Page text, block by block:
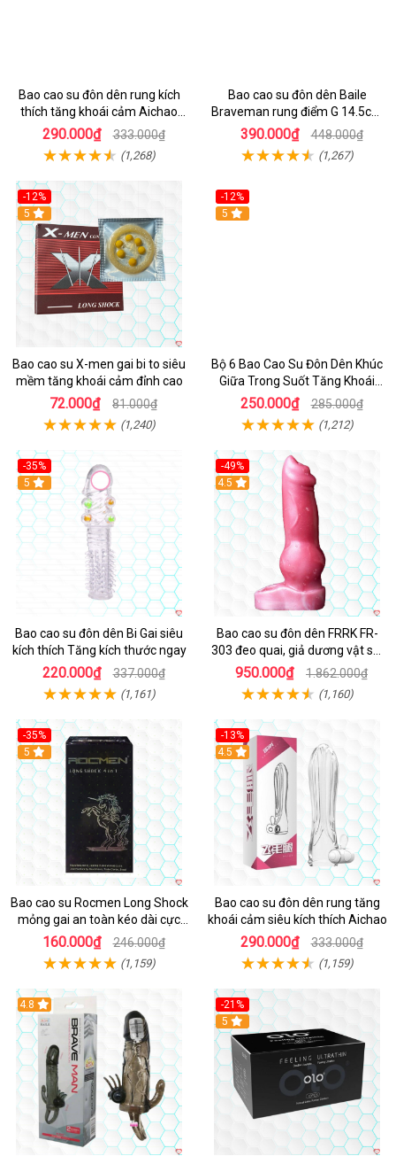
Bao cao su đôn dên rung kích
thích tăng khoái cảm Aichao
Cam
290.000₫ 333.000₫
(1,268)
Bao cao su đôn dên Baile
Braveman rung điểm G 14.5cm
kích thích
390.000₫ 448.000₫
(1,267)
-12%
Hot
5
Bao cao su X-men gai bi to siêu
mềm tăng khoái cảm đỉnh cao
72.000₫ 81.000₫
(1,240)
-12%
5
Bộ 6 Bao Cao Su Đôn Dên Khúc
Giữa Trong Suốt Tăng Khoái
Cảm
250.000₫ 285.000₫
(1,212)
-35%
Hot
5
Bao cao su đôn dên Bi Gai siêu
kích thích Tăng kích thước ngay
220.000₫ 337.000₫
(1,161)
-49%
4.5
Bao cao su đôn dên FRRK FR-
303 đeo quai, giả dương vật sói
siêu kích thích
950.000₫ 1.862.000₫
(1,160)
-35%
Hot
5
Bao cao su Rocmen Long Shock
mỏng gai an toàn kéo dài cực
khoái hộp 12
160.000₫ 246.000₫
(1,159)
-13%
4.5
Bao cao su đôn dên rung tăng
khoái cảm siêu kích thích Aichao
290.000₫ 333.000₫
(1,159)
4.8
-21%
Hot
5